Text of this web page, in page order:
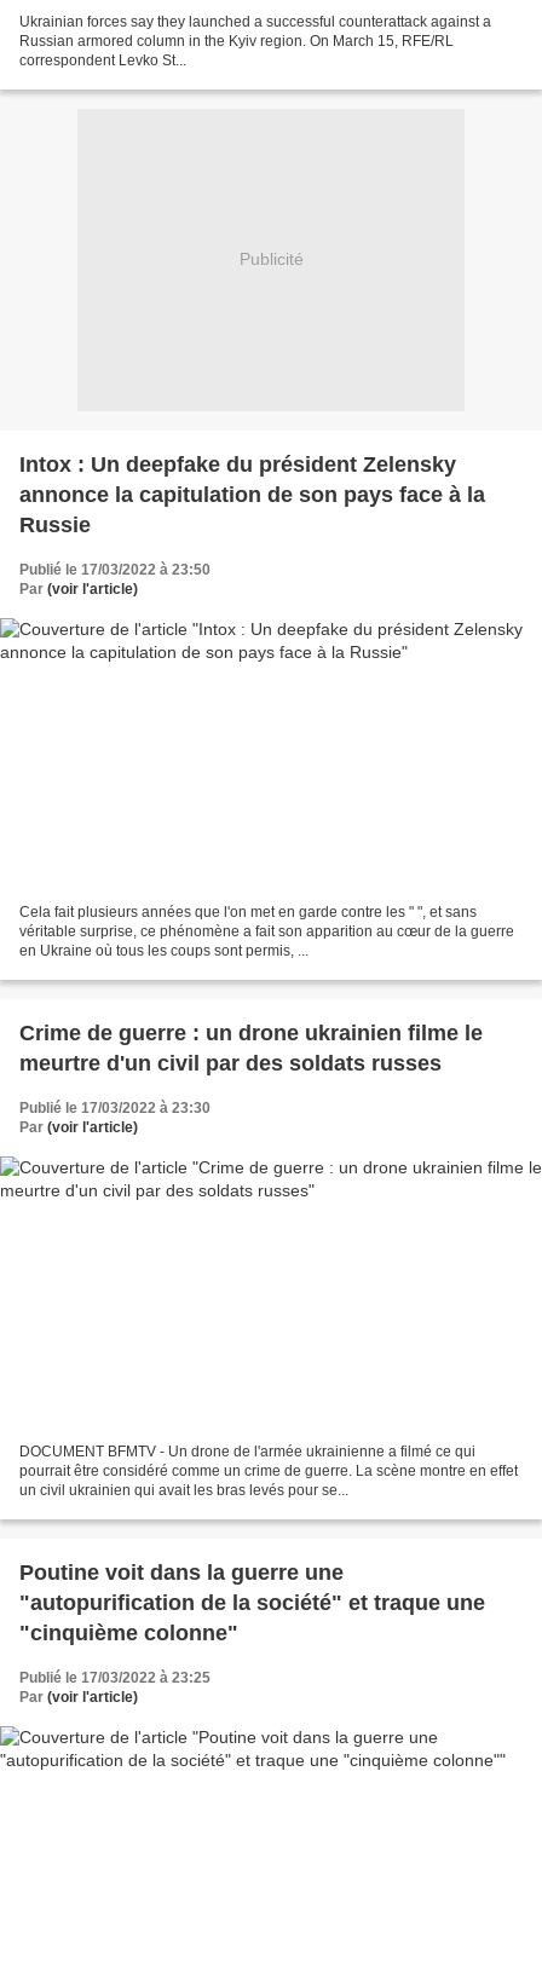
Ukrainian forces say they launched a successful counterattack against a
Russian armored column in the Kyiv region. On March 15, RFE/RL
correspondent Levko St...
Publicité
Intox : Un deepfake du président Zelensky
annonce la capitulation de son pays face à la
Russie
Publié le 17/03/2022 à 23:50
Par (voir l'article)
Cela fait plusieurs années que l'on met en garde contre les " ", et sans
véritable surprise, ce phénomène a fait son apparition au cœur de la guerre
en Ukraine où tous les coups sont permis, ...
Crime de guerre : un drone ukrainien filme le
meurtre d'un civil par des soldats russes
Publié le 17/03/2022 à 23:30
Par (voir l'article)
DOCUMENT BFMTV - Un drone de l'armée ukrainienne a filmé ce qui
pourrait être considéré comme un crime de guerre. La scène montre en effet
un civil ukrainien qui avait les bras levés pour se...
Poutine voit dans la guerre une
"autopurification de la société" et traque une
"cinquième colonne"
Publié le 17/03/2022 à 23:25
Par (voir l'article)